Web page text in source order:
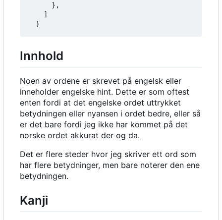
},
]
}
Innhold
Noen av ordene er skrevet på engelsk eller
inneholder engelske hint. Dette er som oftest
enten fordi at det engelske ordet uttrykket
betydningen eller nyansen i ordet bedre, eller så
er det bare fordi jeg ikke har kommet på det
norske ordet akkurat der og da.
Det er flere steder hvor jeg skriver ett ord som
har flere betydninger, men bare noterer den ene
betydningen.
Kanji